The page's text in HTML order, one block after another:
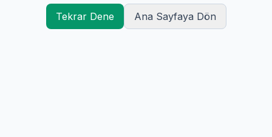
Tekrar Dene Ana Sayfaya Dön